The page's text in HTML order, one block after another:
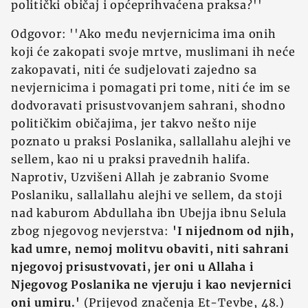
politički običaj i općeprihvaćena praksa?''
Odgovor: ''Ako među nevjernicima ima onih
koji će zakopati svoje mrtve, muslimani ih neće
zakopavati, niti će sudjelovati zajedno sa
nevjernicima i pomagati pri tome, niti će im se
dodvoravati prisustvovanjem sahrani, shodno
političkim običajima, jer takvo nešto nije
poznato u praksi Poslanika, sallallahu alejhi ve
sellem, kao ni u praksi pravednih halifa.
Naprotiv, Uzvišeni Allah je zabranio Svome
Poslaniku, sallallahu alejhi ve sellem, da stoji
nad kaburom Abdullaha ibn Ubejja ibnu Selula
zbog njegovog nevjerstva: 'I nijednom od njih,
kad umre, nemoj molitvu obaviti, niti sahrani
njegovoj prisustvovati, jer oni u Allaha i
Njegovog Poslanika ne vjeruju i kao nevjernici
oni umiru.' (Prijevod značenja Et-Tevbe, 48.)